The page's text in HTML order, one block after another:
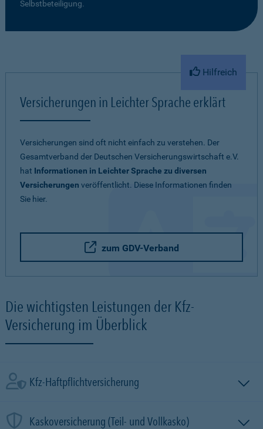
Selbstbeteiligung.
Hilfreich
Versicherungen in Leichter Sprache erklärt
Versicherungen sind oft nicht einfach zu verstehen. Der
Gesamtverband der Deutschen Versicherungswirtschaft e.V.
hat Informationen in Leichter Sprache zu diversen
Versicherungen veröffentlicht. Diese Informationen finden
Sie hier.
zum GDV-Verband
Die wichtigsten Leistungen der Kfz-
Versicherung im Überblick
Kfz-Haftpflichtversicherung
Kaskoversicherung (Teil- und Vollkasko)